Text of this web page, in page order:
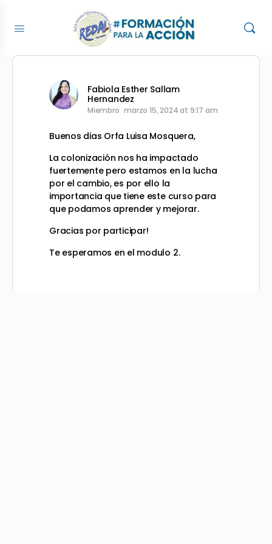
Fabiola Esther Sallam
Hernandez
Miembro marzo 15, 2024 at 9:17 am
Buenos dias Orfa Luisa Mosquera,
La colonización nos ha impactado
fuertemente pero estamos en la lucha
por el cambio, es por ello la
importancia que tiene este curso para
que podamos aprender y mejorar.
Gracias por participar!
Te esperamos en el modulo 2.